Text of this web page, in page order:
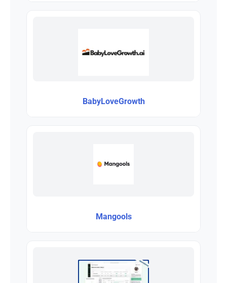
BabyLoveGrowth
Mangools